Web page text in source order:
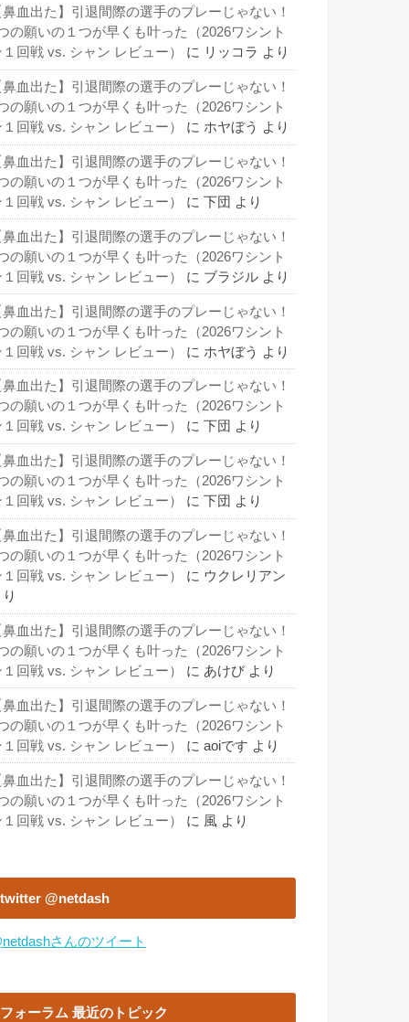
鼻血出た】引退間際の選手のプレーじゃない！
の願いの１つが早くも叶った（2026ワシント
１回戦 vs. シャン レビュー）
に リッコラ より
鼻血出た】引退間際の選手のプレーじゃない！
の願いの１つが早くも叶った（2026ワシント
１回戦 vs. シャン レビュー）
に ホヤぼう より
鼻血出た】引退間際の選手のプレーじゃない！
の願いの１つが早くも叶った（2026ワシント
１回戦 vs. シャン レビュー）
に 下団 より
鼻血出た】引退間際の選手のプレーじゃない！
の願いの１つが早くも叶った（2026ワシント
１回戦 vs. シャン レビュー）
に ブラジル より
鼻血出た】引退間際の選手のプレーじゃない！
の願いの１つが早くも叶った（2026ワシント
１回戦 vs. シャン レビュー）
に ホヤぼう より
鼻血出た】引退間際の選手のプレーじゃない！
の願いの１つが早くも叶った（2026ワシント
１回戦 vs. シャン レビュー）
に 下団 より
鼻血出た】引退間際の選手のプレーじゃない！
の願いの１つが早くも叶った（2026ワシント
１回戦 vs. シャン レビュー）
に 下団 より
鼻血出た】引退間際の選手のプレーじゃない！
の願いの１つが早くも叶った（2026ワシント
１回戦 vs. シャン レビュー）
に ウクレリアン
鼻血出た】引退間際の選手のプレーじゃない！
の願いの１つが早くも叶った（2026ワシント
１回戦 vs. シャン レビュー）
に あけび より
鼻血出た】引退間際の選手のプレーじゃない！
の願いの１つが早くも叶った（2026ワシント
１回戦 vs. シャン レビュー）
に aoiです より
鼻血出た】引退間際の選手のプレーじゃない！
の願いの１つが早くも叶った（2026ワシント
１回戦 vs. シャン レビュー）
に 風 より
twitter @netdash
さんのツイート
フォーラム 最近のトピック